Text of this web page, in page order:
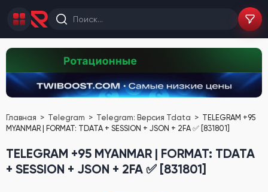
Главная Telegram Telegram: Версия Tdata
TELEGRAM +95
MYANMAR | FORMAT: TDATA + SESSION + JSON + 2FA ✅ [831801]
TELEGRAM +95 MYANMAR | FORMAT: TDATA
+ SESSION + JSON + 2FA ✅ [831801]